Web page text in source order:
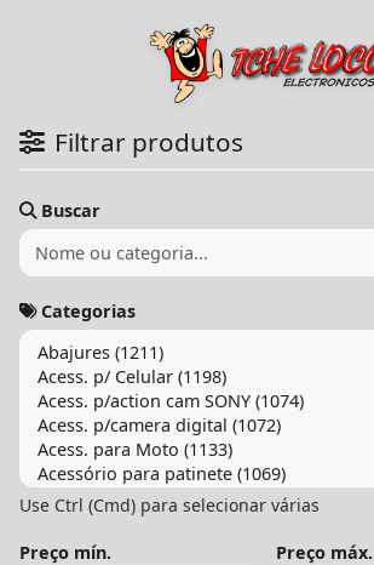
Filtrar produtos
Buscar
Categorias
Use Ctrl (Cmd) para selecionar várias
Preço mín. Preço máx.